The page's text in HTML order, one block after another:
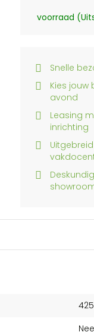
voorraad
Snelle
Kies
avond
Leasing
inrichting
Nee